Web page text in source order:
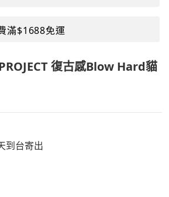
滿$1688免運
復古感Blow Hard貓
到台寄出